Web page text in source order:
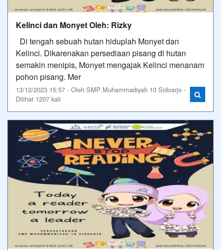
Kelinci dan Monyet Oleh: Rizky
Di tengah sebuah hutan hiduplah Monyet dan
Kelinci. Dikarenakan persediaan pisang di hutan
semakin menipis, Monyet mengajak Kelinci menanam
pohon pisang. Mer
13/12/2023 15:57 - Oleh SMP Muhammadiyah 10 Sidoarjo -
Dilihat 1207 kali